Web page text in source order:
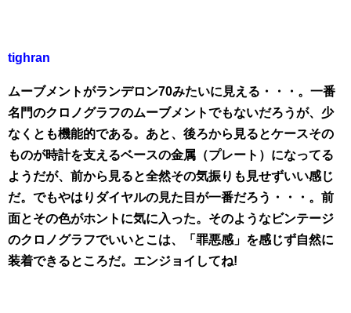
tighran
ムーブメントがランデロン70みたいに見える・・・。一番
名門のクロノグラフのムーブメントでもないだろうが、少
なくとも機能的である。あと、後ろから見るとケースその
ものが時計を支えるベースの金属（プレート）になってる
ようだが、前から見ると全然その気振りも見せずいい感じ
だ。でもやはりダイヤルの見た目が一番だろう・・・。前
面とその色がホントに気に入った。そのようなビンテージ
のクロノグラフでいいとこは、「罪悪感」を感じず自然に
装着できるところだ。エンジョイしてね!